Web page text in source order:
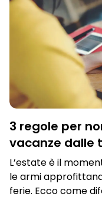
3 regole per
vacanze dalle
L’estate è il
le armi
ferie. Ecco come